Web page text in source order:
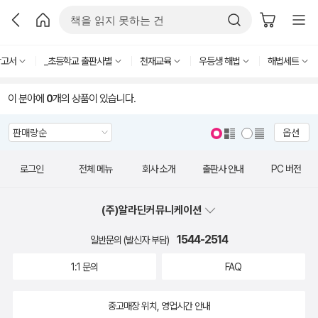
서 _초등학교 출판사별 천재교육 우등생 해법 해법세트
이 분야에 0개의 상품이 있습니다.
옵션
로그인 전체 메뉴 회사 소개 출판사 안내 PC 버전
(주)알라딘커뮤니케이션
일반문의 (발신자 부담) 1544-2514
1:1 문의 FAQ
중고매장 위치, 영업시간 안내